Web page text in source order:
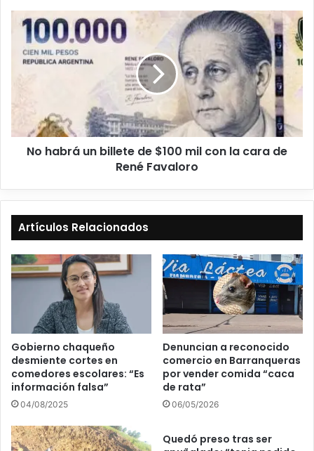
No habrá un billete de $100 mil con la cara de
René Favaloro
Artículos Relacionados
Gobierno chaqueño
desmiente cortes en
comedores escolares: “Es
información falsa”
04/08/2025
Denuncian a reconocido
comercio en Barranqueras
por vender comida “caca
de rata”
06/05/2026
Quedó preso tras ser